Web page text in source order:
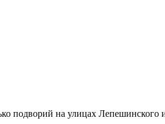
подворий на улицах